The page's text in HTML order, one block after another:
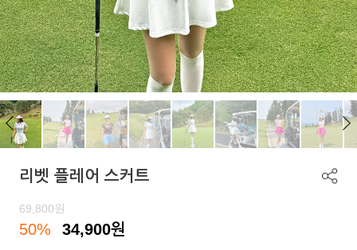
리벳 플레어 스커트
69,800원
50% 34,900원